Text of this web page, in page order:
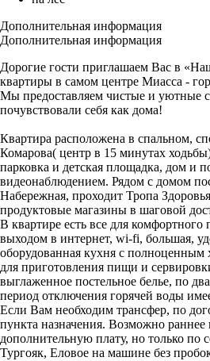
Дополнительная информация
Дополнительная информация
Дорогие гости приглашаем Вас в
квартиры в самом центре Миасса -
Мы предоставляем чистые и уютные
почувствовали себя как дома!
Квартира расположена в спальном,
Комарова( центр в 15 минутах
парковка и детская площадка, дом и
видеонаблюдением. Рядом с домом
Набережная, проходит Тропа
продуктовые магазины в шаговой
В квартире есть все для
выходом в интернет, wi-fi, большая,
оборудованная кухня с полноценным
для приготовления пищи и
выглаженное постельное белье, по
период отключения горячей воды
Если Вам необходим трансфер, по
пункта назначения. Возможно раннее
дополнительную плату, но только по
Тургояк, Еловое на машине без